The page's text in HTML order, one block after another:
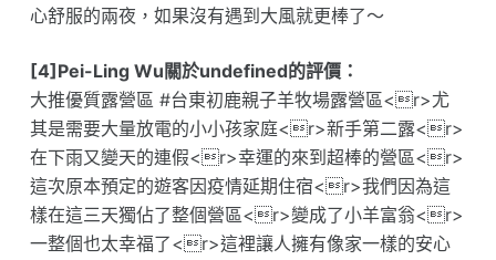
心舒服的兩夜，如果沒有遇到大風就更棒了～
[4]Pei-Ling Wu關於undefined的評價：
大推優質露營區 #台東初鹿親子羊牧場露營區<r>尤
其是需要大量放電的小小孩家庭<r>新手第二露<r>
在下雨又變天的連假<r>幸運的來到超棒的營區<r>
這次原本預定的遊客因疫情延期住宿<r>我們因為這
樣在這三天獨佔了整個營區<r>變成了小羊富翁<r>
一整個也太幸福了<r>這裡讓人擁有像家一樣的安心